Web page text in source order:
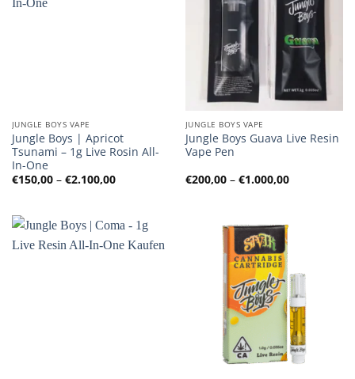
JUNGLE BOYS VAPE
Jungle Boys | Apricot
Tsunami – 1g Live Rosin All-
In-One
€150,00 – €2.100,00Preisspanne:
€150,00
JUNGLE BOYS VAPE
Jungle Boys Guava Live Resin
Vape Pen
€200,00 – €1.000,00
€200,00